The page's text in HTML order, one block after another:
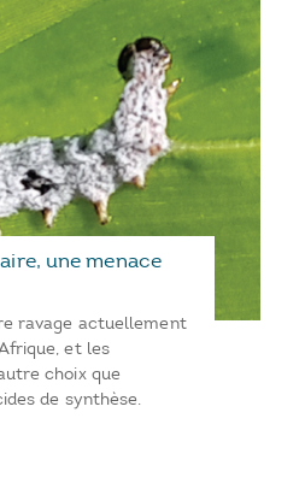
une menace
ravage actuellement
et les
choix que
de synthèse.